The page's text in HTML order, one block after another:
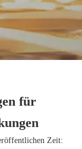
für
Zeit: